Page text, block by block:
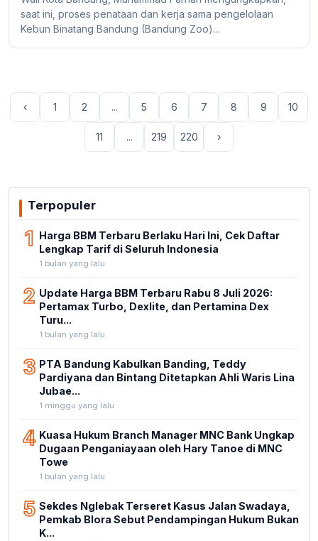
saat ini, proses penataan dan kerja sama pengelolaan
Kebun Binatang Bandung (Bandung Zoo)...
‹ 1 2 ... 5 6 7 8 9 10
11 ... 219 220 ›
Terpopuler
1 Harga BBM Terbaru Berlaku Hari Ini, Cek Daftar
Lengkap Tarif di Seluruh Indonesia
1 bulan yang lalu
2 Update Harga BBM Terbaru Rabu 8 Juli 2026:
Pertamax Turbo, Dexlite, dan Pertamina Dex
Turu...
1 bulan yang lalu
3 PTA Bandung Kabulkan Banding, Teddy
Pardiyana dan Bintang Ditetapkan Ahli Waris Lina
Jubae...
1 minggu yang lalu
4 Kuasa Hukum Branch Manager MNC Bank Ungkap
Dugaan Penganiayaan oleh Hary Tanoe di MNC
Towe
1 bulan yang lalu
5 Sekdes Nglebak Terseret Kasus Jalan Swadaya,
Pemkab Blora Sebut Pendampingan Hukum Bukan
K...